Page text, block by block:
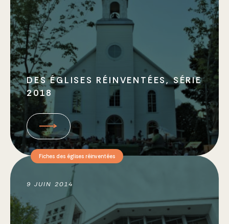
DES ÉGLISES RÉINVENTÉES, SÉRIE
2018
9 JUIN 2014
Fiches des églises réinventées